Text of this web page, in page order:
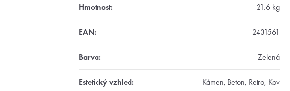
Hmotnost: 21.6 kg
EAN: 2431561
Barva: Zelená
Estetický vzhled: Kámen, Beton, Retro, Kov